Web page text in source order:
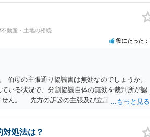
不動産・土地の相続
役にたった
伯母の主張通り協議書は無効なのでしょうか。
いる状況で、分割協議自体の無効を裁判所が認
せん。 先方の訴訟の主張及び立証次第ですが、
・御祖母様の意に反する遺産分割協議を行う実
際に遺産分割協議の効力が否定される可能性は
処法は？